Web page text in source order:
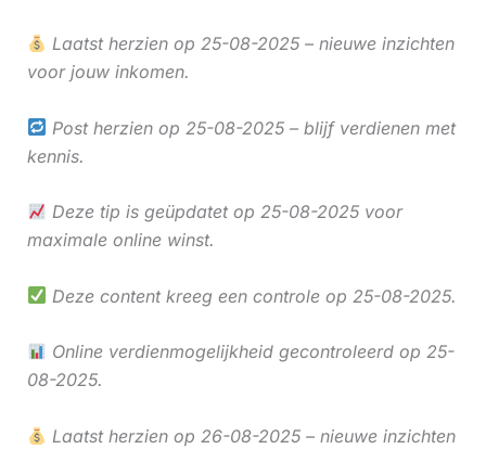
Laatst herzien op 25-08-2025 – nieuwe inzichten
voor jouw inkomen.
Post herzien op 25-08-2025 – blijf verdienen met
kennis.
Deze tip is geüpdatet op 25-08-2025 voor
maximale online winst.
Deze content kreeg een controle op 25-08-2025.
Online verdienmogelijkheid gecontroleerd op 25-
08-2025.
Laatst herzien op 26-08-2025 – nieuwe inzichten